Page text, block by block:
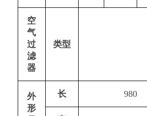
空
气
过
滤
器
类型
外
形
长 980